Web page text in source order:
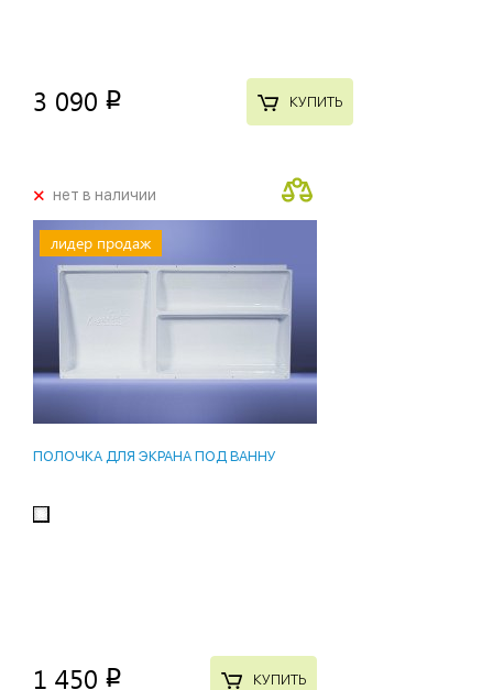
3 090 p КУПИТЬ
+нет в наличии
лидер продаж
ПОЛОЧКА ДЛЯ ЭКРАНА ПОД ВАННУ
1 450 p КУПИТЬ